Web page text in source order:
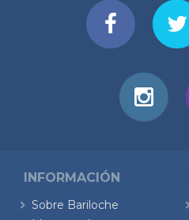
INFORMACIÓN
Sobre Bariloche